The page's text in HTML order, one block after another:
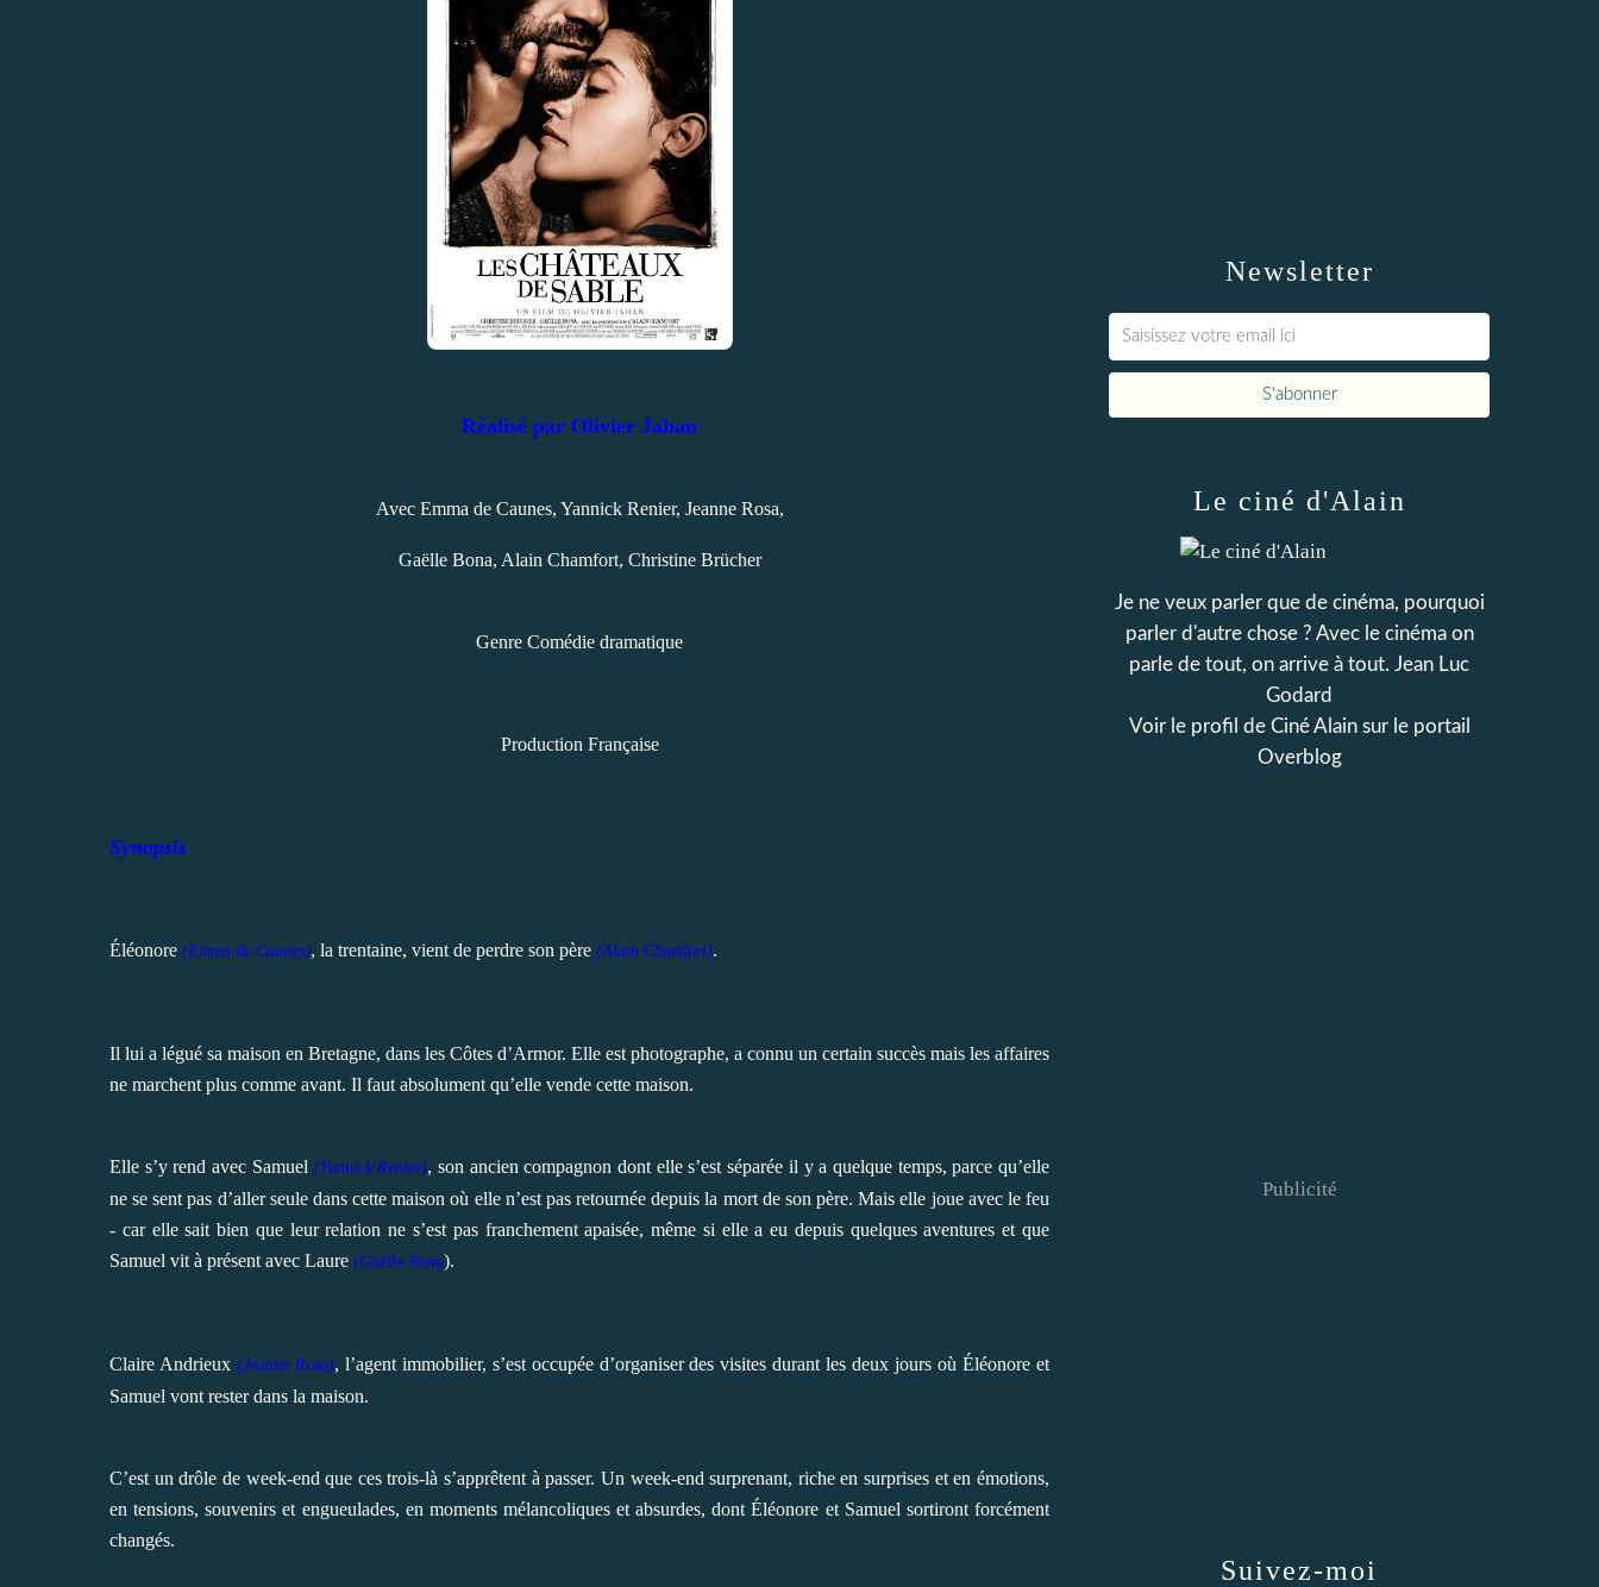
Réalisé par Olivier Jahan
Avec Emma de Caunes, Yannick Renier, Jeanne Rosa,
Gaëlle Bona, Alain Chamfort, Christine Brücher
Genre Comédie dramatique
Production Française
Synopsis
Éléonore (Emma de Caunes), la trentaine, vient de perdre son père (Alain Chamfort).
Il lui a légué sa maison en Bretagne, dans les Côtes d’Armor. Elle est photographe, a connu un certain succès mais les affaires
ne marchent plus comme avant. Il faut absolument qu’elle vende cette maison.
Elle s’y rend avec Samuel (Yannick Renier), son ancien compagnon dont elle s’est séparée il y a quelque temps, parce qu’elle
ne se sent pas d’aller seule dans cette maison où elle n’est pas retournée depuis la mort de son père. Mais elle joue avec le feu
- car elle sait bien que leur relation ne s’est pas franchement apaisée, même si elle a eu depuis quelques aventures et que
Samuel vit à présent avec Laure (Gaëlle Bona).
Claire Andrieux (Jeanne Rosa), l’agent immobilier, s’est occupée d’organiser des visites durant les deux jours où Éléonore et
Samuel vont rester dans la maison.
C’est un drôle de week-end que ces trois-là s’apprêtent à passer. Un week-end surprenant, riche en surprises et en émotions,
en tensions, souvenirs et engueulades, en moments mélancoliques et absurdes, dont Éléonore et Samuel sortiront forcément
changés.
Newsletter
Le ciné d'Alain
Je ne veux parler que de cinéma, pourquoi
parler d'autre chose ? Avec le cinéma on
parle de tout, on arrive à tout. Jean Luc
Godard
Voir le profil de Ciné Alainsur le portail
Overblog
Suivez-moi
Publicité